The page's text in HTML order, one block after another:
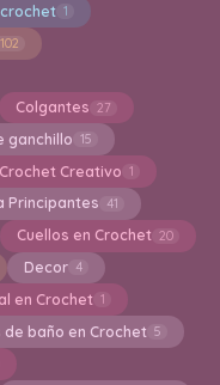
1
102
Colgantes 27
ganchillo 15
Crochet Creativo 1
Principantes 41
Cuellos en Crochet 20
Decor 4
en Crochet 1
de baño en Crochet 5